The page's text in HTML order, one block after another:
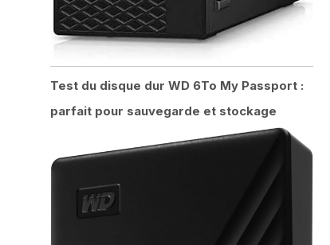
Test du disque dur WD 6To My Passport :
parfait pour sauvegarde et stockage